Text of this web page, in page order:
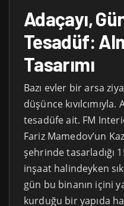
Adaçayı,
Tesadüf:
Tasarımı
Bazı evler bir arsa
düşünce
tesadüfe ait. FM
Fariz Mamedov’un
şehrinde tasarladığı
inşaat halindeyken
gün bu binanın içini
kurduğu bir yapıda